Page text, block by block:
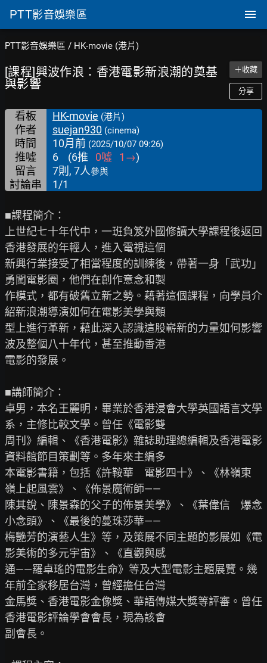
PTT影音娛樂區
PTT影音娛樂區 / HK-movie (港片)
[課程]興波作浪：香港電影新浪潮的奠基
與影響
＋收藏
分享
看板 HK-movie (港片)
作者 suejan930 (cinema)
時間 10月前 (2025/10/07 09:26)
推噓 6 (6推 0噓 1 →)
留言
7則, 7人參與
討論串 1/1
■課程簡介：
上世紀七十年代中，一班負笈外國修讀大學課程後返回
香港發展的年輕人，進入電視這個
新興行業接受了相當程度的訓練後，帶著一身「武功」
勇闖電影圈，他們在創作意念和製
作模式，都有破舊立新之勢。藉著這個課程，向學員介
紹新浪潮導演如何在電影美學與類
型上進行革新，藉此深入認識這股嶄新的力量如何影響
波及整個八十年代，甚至推動香港
電影的發展。
■講師簡介：
卓男，本名王麗明，畢業於香港浸會大學英國語言文學
系，主修比較文學。曾任《電影雙
周刊》編輯、《香港電影》雜誌助理總編輯及香港電影
資料館節目策劃等。多年來主編多
本電影書籍，包括《許鞍華　電影四十》、《林嶺東
嶺上起風雲》、《佈景魔術師——
陳其銳、陳景森的父子的佈景美學》、《葉偉信　爆念
小念頭》、《最後的蔓珠莎華——
梅艷芳的演藝人生》等，及策展不同主題的影展如《電
影美術的多元宇宙》、《直觀與感
通——羅卓瑤的電影生命》等及大型電影主題展覽。幾
年前全家移居台灣，曾經擔任台灣
金馬獎、香港電影金像獎、華語傳媒大獎等評審。曾任
香港電影評論學會會長，現為該會
副會長。